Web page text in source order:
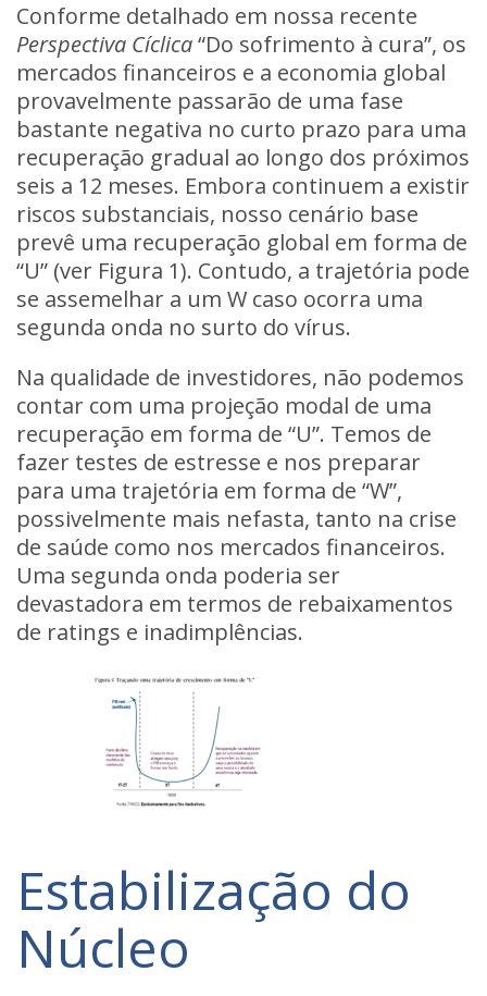
Conforme detalhado em nossa recente
Perspectiva Cíclica“Do sofrimento à cura”, os
mercados financeiros e a economia global
provavelmente passarão de uma fase
bastante negativa no curto prazo para uma
recuperação gradual ao longo dos próximos
seis a 12 meses. Embora continuem a existir
riscos substanciais, nosso cenário base
prevê uma recuperação global em forma de
“U” (ver Figura 1). Contudo, a trajetória pode
se assemelhar a um W caso ocorra uma
segunda onda no surto do vírus.
Na qualidade de investidores, não podemos
contar com uma projeção modal de uma
recuperação em forma de “U”. Temos de
fazer testes de estresse e nos preparar
para uma trajetória em forma de “W”,
possivelmente mais nefasta, tanto na crise
de saúde como nos mercados financeiros.
Uma segunda onda poderia ser
devastadora em termos de rebaixamentos
de ratings e inadimplências.
Estabilização do
Núcleo